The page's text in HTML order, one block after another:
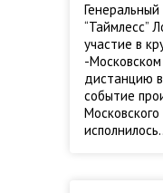
“Таймлесс”
участие в
-
дистанцию
событие